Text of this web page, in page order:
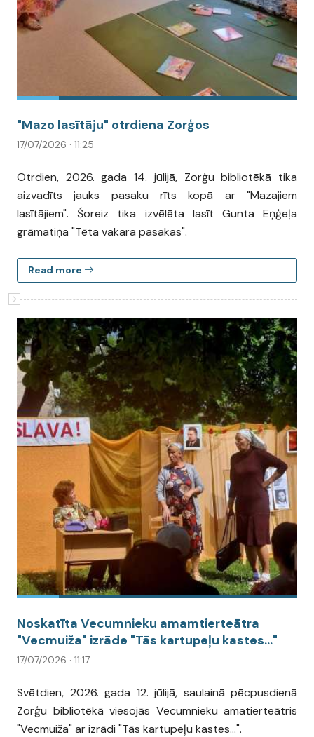
"Mazo lasītāju" otrdiena Zorģos
17/07/2026 · 11:25
Otrdien, 2026. gada 14. jūlijā, Zorģu bibliotēkā tika
aizvadīts jauks pasaku rīts kopā ar "Mazajiem
lasītājiem". Šoreiz tika izvēlēta lasīt Gunta Eņģeļa
grāmatiņa "Tēta vakara pasakas".
Read more
Noskatīta Vecumnieku amamtierteātra
"Vecmuiža" izrāde "Tās kartupeļu kastes..."
17/07/2026 · 11:17
Svētdien, 2026. gada 12. jūlijā, saulainā pēcpusdienā
Zorģu bibliotēkā viesojās Vecumnieku amatierteātris
"Vecmuiža" ar izrādi "Tās kartupeļu kastes...".